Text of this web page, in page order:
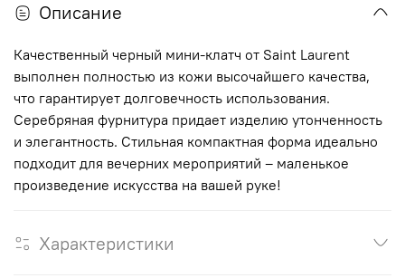
Описание
Качественный черный мини-клатч от Saint Laurent
выполнен полностью из кожи высочайшего качества,
что гарантирует долговечность использования.
Серебряная фурнитура придает изделию утонченность
и элегантность. Стильная компактная форма идеально
подходит для вечерних мероприятий – маленькое
произведение искусства на вашей руке!
Характеристики